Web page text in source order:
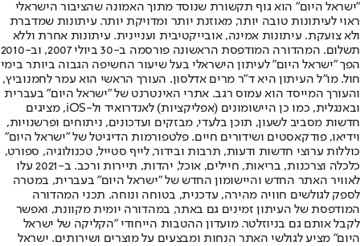
"ישראל היום" הוא גוף תקשורת שנוסד מתוך האמונה שהציבור הישראלי
ראוי לעיתונות טובה יותר, מאוזנת יותר ומדויקת יותר. עיתונות שמדברת
ולא צועקת. עיתונות אמינה, אובייקטיבית ועניינית. עיתונות אחרת וללא
תשלום. המהדורה המודפסת הראשונה פורסמה ב-30 ביולי 2007, וב-2010
הפך "ישראל היום" לעיתון הישראלי בעל שיעור החשיפה הגבוה ביותר בימי
חול. מו"ל העיתון היא ד"ר מרים אדלסון. העורך הראשי הוא עמר לחמנוביץ,
והעורך המייסד הוא עמוס רגב. אתרי האינטרנט של "ישראל היום" בעברית
ובאנגלית, כמו כן היישומונים (אפליקציות) לאנדרואיד ול-iOS, מציגים
חדשות מסביב לשעון, תוכן בלעדי, מבזקים ועדכונים, ניתוחים ופרשנויות,
וידיאו, פודקאסטים ושידורים חיים. פלטפורמות הדיגיטל של "ישראל היום"
כוללות ערוצי חדשות ודעות, תרבות ובידור, לייף סטייל, טכנולוגיה, ספורט,
כלכלה וצרכנות, בריאות, חיילים, אוכל, יהדות, תיירות ורכב. ב-2021 עלו
לאוויר האתר החדש והיישומון החדש של "ישראל היום" בעברית, במטרה
לספק לגולשים חוויה מהירה, עדכנית, בטוחה ונוחה. תכני המהדורה
המודפסת של העיתון זמינים גם באתר, במהדורה יומית מקוונת, ואפשר
לקבל אותם גם בניוזלטר. מועדון ההטבות הייחודי "הקליקה של ישראל
היום" מציע לגולשי האתר הנחות ומבצעים על מוצרים ושירותים. ישראל